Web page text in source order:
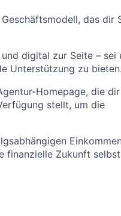
das dir
digital zur Seite – sei
Unterstützung zu bieten.
Homepage, die
stellt, um die
Zukunft